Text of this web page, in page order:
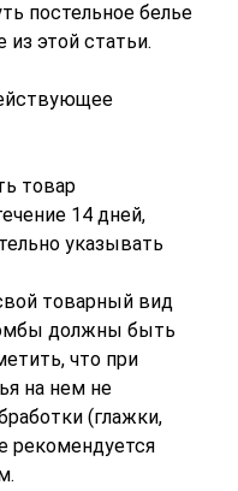
постельное белье
из этой статьи.
товар
14 дней,
указывать
товарный вид
должны быть
что при
на нем не
(глажки,
рекомендуется